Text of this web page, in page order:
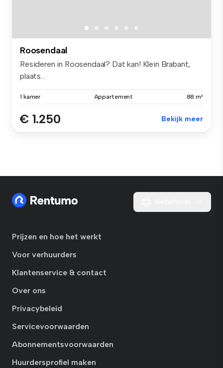
Roosendaal
Resideren in Roosendaal? Dat kan! Klein Brabant,
plaats...
1 kamer Appartement 88 m²
€ 1.250 Bekijk meer
Prijzen en hoe het werkt
Voor verhuurders
Klantenservice & contact
Over ons
Privacybeleid
Servicevoorwaarden
Abonnementsvoorwaarden
Huurdersprofiel maken